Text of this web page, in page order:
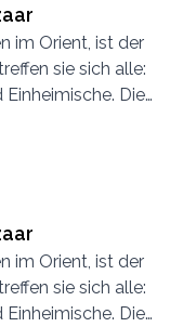
im Orient, ist der
sie sich alle:
Die
im Orient, ist der
sie sich alle:
Die